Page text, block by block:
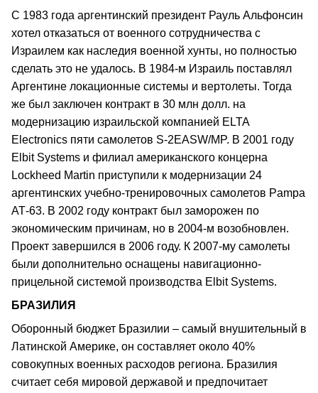
С 1983 года аргентинский президент Рауль Альфонсин
хотел отказаться от военного сотрудничества с
Израилем как наследия военной хунты, но полностью
сделать это не удалось. В 1984-м Израиль поставлял
Аргентине локационные системы и вертолеты. Тогда
же был заключен контракт в 30 млн долл. на
модернизацию израильской компанией ELTA
Electronics пяти самолетов S-2EASW/MP. В 2001 году
Elbit Systems и филиал американского концерна
Lockheed Martin приступили к модернизации 24
аргентинских учебно-тренировочных самолетов Pampa
АТ-63. В 2002 году контракт был заморожен по
экономическим причинам, но в 2004-м возобновлен.
Проект завершился в 2006 году. К 2007-му самолеты
были дополнительно оснащены навигационно-
прицельной системой производства Elbit Systems.
БРАЗИЛИЯ
Оборонный бюджет Бразилии – самый внушительный в
Латинской Америке, он составляет около 40%
совокупных военных расходов региона. Бразилия
считает себя мировой державой и предпочитает